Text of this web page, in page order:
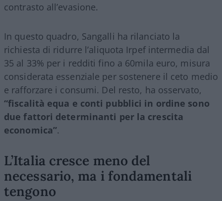
contrasto all’evasione.
In questo quadro, Sangalli ha rilanciato la
richiesta di ridurre l’aliquota Irpef intermedia dal
35 al 33% per i redditi fino a 60mila euro, misura
considerata essenziale per sostenere il ceto medio
e rafforzare i consumi. Del resto, ha osservato,
“fiscalità equa e conti pubblici in ordine sono
due fattori determinanti per la crescita
economica”.
L’Italia cresce meno del
necessario, ma i fondamentali
tengono